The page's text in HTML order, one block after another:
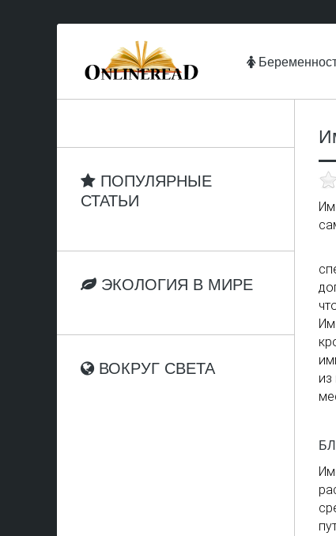
ПОПУЛЯРНЫЕ
СТАТЬИ
ЭКОЛОГИЯ В МИРЕ
ВОКРУГ СВЕТА